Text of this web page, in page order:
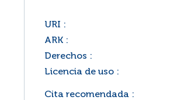
URI :
ARK :
Derechos :
Licencia de uso :
Cita recomendada :